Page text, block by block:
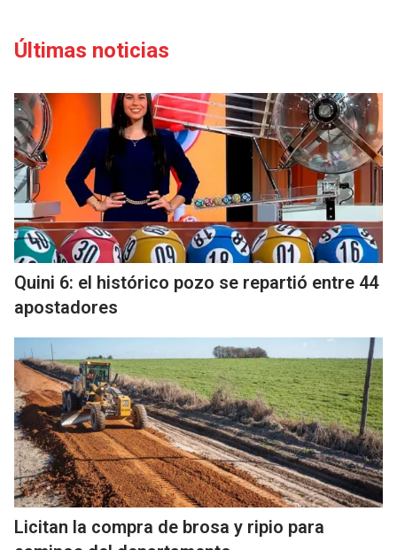
Últimas noticias
Quini 6: el histórico pozo se repartió entre 44
apostadores
Licitan la compra de brosa y ripio para